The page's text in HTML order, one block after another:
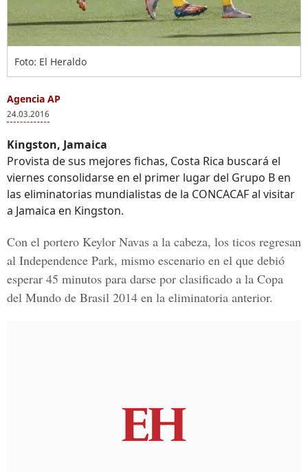
Foto: El Heraldo
Agencia AP
24.03.2016
Kingston, Jamaica
Provista de sus mejores fichas, Costa Rica buscará el
viernes consolidarse en el primer lugar del Grupo B en
las eliminatorias mundialistas de la CONCACAF al visitar
a Jamaica en Kingston.
Con el portero Keylor Navas a la cabeza, los ticos regresan
al Independence Park, mismo escenario en el que debió
esperar 45 minutos para darse por clasificado a la Copa
del Mundo de Brasil 2014 en la eliminatoria anterior.